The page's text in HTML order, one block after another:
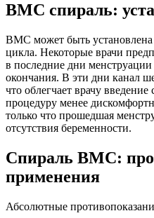
ВМС спираль:
ВМС может быть установлена
цикла. Некоторые врачи
в последние дни менструации
окончания. В эти дни канал
что облегчает врачу
процедуру менее
только что прошедшая
отсутствия беременности.
Спираль ВМС:
применения
Абсолютные